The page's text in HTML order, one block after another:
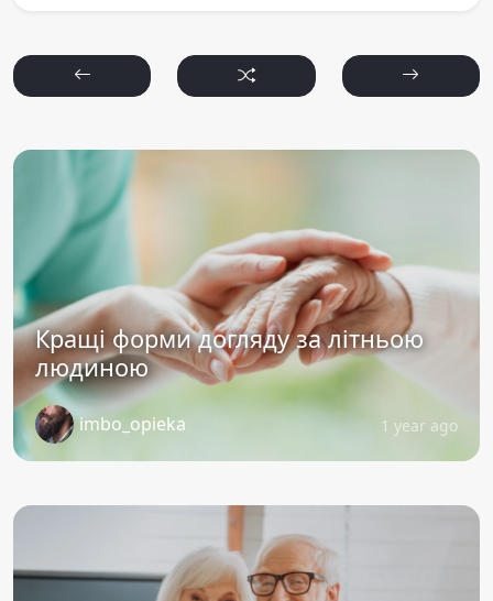
Кращі форми догляду за літньою
людиною
imbo_opieka 1 year ago